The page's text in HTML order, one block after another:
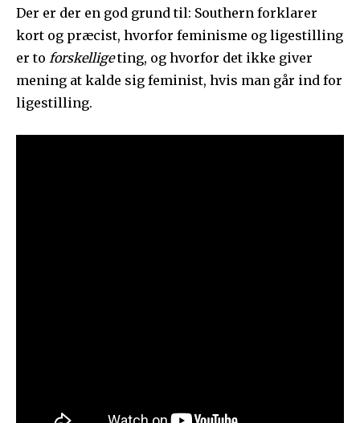
Der er der en god grund til: Southern forklarer
kort og præcist, hvorfor feminisme og ligestilling
er to forskelligeting, og hvorfor det ikke giver
mening at kalde sig feminist, hvis man går ind for
ligestilling.